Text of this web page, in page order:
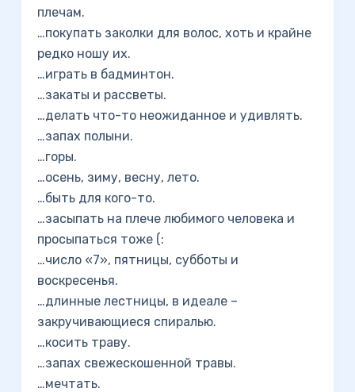
плечам.
…покупать заколки для волос, хоть и крайне
редко ношу их.
…играть в бадминтон.
…закаты и рассветы.
…делать что-то неожиданное и удивлять.
…запах полыни.
…горы.
…осень, зиму, весну, лето.
…быть для кого-то.
…засыпать на плече любимого человека и
просыпаться тоже (:
…число «7», пятницы, субботы и
воскресенья.
…длинные лестницы, в идеале –
закручивающиеся спиралью.
…косить траву.
…запах свежескошенной травы.
…мечтать.